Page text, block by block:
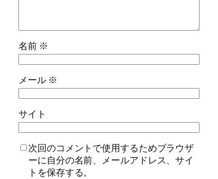
名前 ※
メール ※
サイト
次回のコメントで使用するためブラウザ
ーに自分の名前、メールアドレス、サイ
トを保存する。